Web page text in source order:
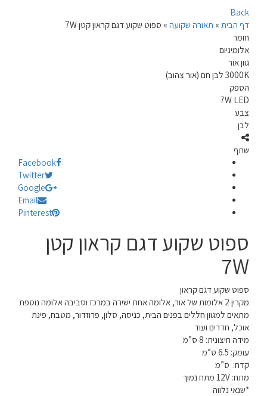
Back
דף הבית » תאורה שקועה » ספוט שקוע דגם קראון קטן 7W
חומר
אלומיניום
גוון אור
3000K לבן חם (אור צהוב)
הספק
7W LED
צבע
לבן
שתף
Facebook
Twitter
Google
Email
Pinterest
ספוט שקוע דגם קראון קטן
7W
ספוט שקוע דגם קראון
מקרין 2 אלומות של אור, אלומה אחת ישירה במרכז וסביבה אלומה נוספת
מתאים למגוון חללים בפנים הבית, כניסה, סלון, פרוזדור, מטבח, פינת
אוכל, חדרים ועוד
מידה חיצונית: 8 ס”מ
עומק: 6.5 ס”מ
קדח: ס”מ
מתח: 12V מתח נמוך
*שנאי נלווה